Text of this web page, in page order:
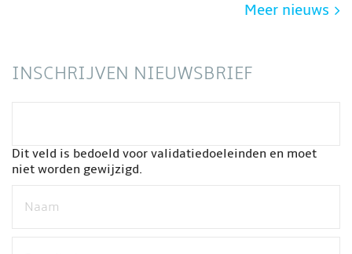
Meer nieuws
INSCHRIJVEN NIEUWSBRIEF
Dit veld is bedoeld voor validatiedoeleinden en moet
niet worden gewijzigd.